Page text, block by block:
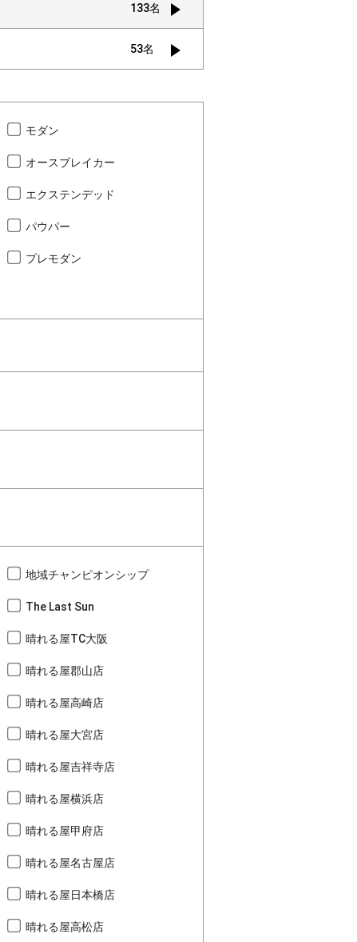
133名
53名
モダン
オースブレイカー
エクステンデッド
パウパー
プレモダン
地域チャンピオンシップ
The Last Sun
晴れる屋TC大阪
晴れる屋郡山店
晴れる屋高崎店
晴れる屋大宮店
晴れる屋吉祥寺店
晴れる屋横浜店
晴れる屋甲府店
晴れる屋名古屋店
晴れる屋日本橋店
晴れる屋高松店